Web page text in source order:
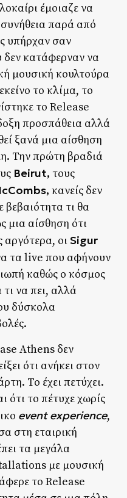
έμοιαζε να
συνήθεια παρά από
υπήρχαν σαν
κατάφερναν να
μουσική κουλτούρα
το κλίμα, το
το Release
προσπάθεια αλλά
ξανά μια αίσθηση
Την πρώτη βραδιά
Beirut, τους
κανείς δεν
τι θα
μια αίσθηση ότι
αργότερα, οιSigur
τα live που αφήνουν
καθώς ο κόσμος
τι να πει, αλλά
δύσκολα
Athens δεν
ότι ανήκει στον
Το έχει πετύχει.
ότι το πέτυχε χωρίς
event experience,
στη εταιρική
τα μεγάλα
με μουσική
το Release